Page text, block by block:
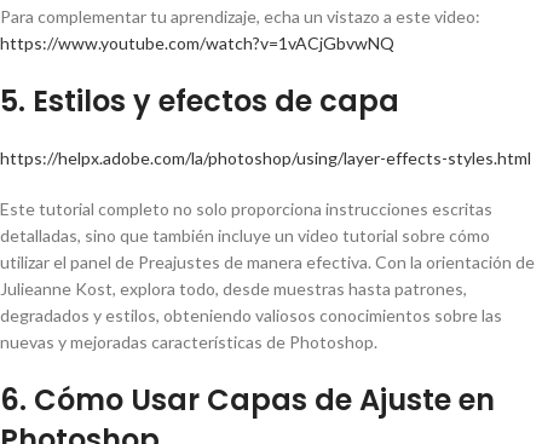
Para complementar tu aprendizaje, echa un vistazo a este video:
https://www.youtube.com/watch?v=1vACjGbvwNQ
5. Estilos y efectos de capa
https://helpx.adobe.com/la/photoshop/using/layer-effects-styles.html
Este tutorial completo no solo proporciona instrucciones escritas
detalladas, sino que también incluye un video tutorial sobre cómo
utilizar el panel de Preajustes de manera efectiva. Con la orientación de
Julieanne Kost, explora todo, desde muestras hasta patrones,
degradados y estilos, obteniendo valiosos conocimientos sobre las
nuevas y mejoradas características de Photoshop.
6. Cómo Usar Capas de Ajuste en